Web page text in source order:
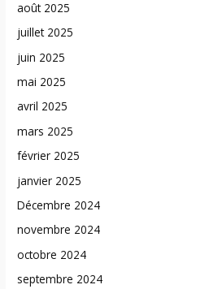
août 2025
juillet 2025
juin 2025
mai 2025
avril 2025
mars 2025
février 2025
janvier 2025
Décembre 2024
novembre 2024
octobre 2024
septembre 2024